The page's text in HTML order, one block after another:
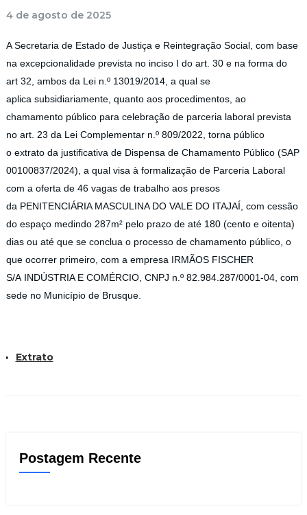
4 de agosto de 2025
A Secretaria de Estado de Justiça e Reintegração Social, com base
na excepcionalidade prevista no inciso I do art. 30 e na forma do
art 32, ambos da Lei n.º 13019/2014, a qual se
aplica subsidiariamente, quanto aos procedimentos, ao
chamamento público para celebração de parceria laboral prevista
no art. 23 da Lei Complementar n.º 809/2022, torna público
o extrato da justificativa de Dispensa de Chamamento Público (SAP
00100837/2024), a qual visa à formalização de Parceria Laboral
com a oferta de 46 vagas de trabalho aos presos
da PENITENCIÁRIA MASCULINA DO VALE DO ITAJAÍ, com cessão
do espaço medindo 287m² pelo prazo de até 180 (cento e oitenta)
dias ou até que se conclua o processo de chamamento público, o
que ocorrer primeiro, com a empresa IRMÃOS FISCHER
S/A INDÚSTRIA E COMÉRCIO, CNPJ n.º 82.984.287/0001-04, com
sede no Município de Brusque.
Extrato
Postagem Recente